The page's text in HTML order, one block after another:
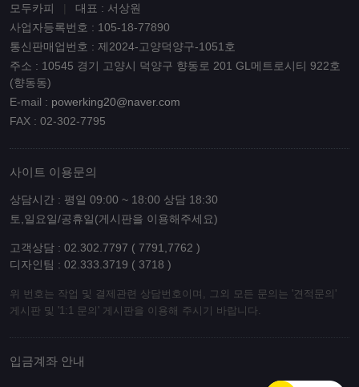
모두카피
대표 : 서상원
사업자등록번호 : 105-18-77890
통신판매업번호 : 제2024-고양덕양구-1051호
주소 : 10545 경기 고양시 덕양구 향동로 201 GL메트로시티 922호
(향동동)
E-mail : powerking20@naver.com
FAX : 02-302-7795
사이트 이용문의
상담시간 : 평일 09:00 ~ 18:00 상담 18:30
토,일요일/공휴일(게시판을 이용해주세요)
고객상담 : 02.302.7797 ( 7791,7762 )
디자인팀 : 02.333.3719 ( 3718 )
위 번호는 작업 및 결제관련 상담번호이며, 그외 모든 문의는 '견적문의'
게시판 및 '1:1 문의' 게시판을 이용해 주시기 바랍니다.
입금계좌 안내